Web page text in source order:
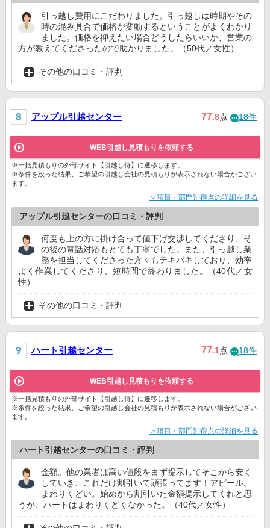
引っ越し費用にこだわりました。引っ越しは時期やその
時の混み具合で価格が変動するということがよくわかり
ました。価格を抑えたい場合どうしたらいいか、営業の
方が教えてくださったので助かりました。（50代／女性）
その他の口コミ・評判
アップル引越センター 77.8点 18件
WEB引越し見積もりを依頼する
※一括見積もりの外部サイト【引越し侍】に遷移します。
※条件を絞った結果、ご希望の引越し会社の見積もりが表示されない場合がござい
ます。
＞項目・部門別得点の詳細を見る
アップル引越センターの口コミ・評判
何度も上の方に掛け合って値下げ交渉してくださり、そ
の後の電話対応もとても丁寧でした。また、引っ越し業
務を担当してくださった方々もテキパキしており、効率
よく作業してくださり、短時間で終わりました。（40代／女
性）
その他の口コミ・評判
ハート引越センター 77.1点 18件
WEB引越し見積もりを依頼する
※一括見積もりの外部サイト【引越し侍】に遷移します。
※条件を絞った結果、ご希望の引越し会社の見積もりが表示されない場合がござい
ます。
＞項目・部門別得点の詳細を見る
ハート引越センターの口コミ・評判
金額。他の業者は高い値段をまず提示してそこから安く
していき、これだけ割引いて頑張ってます！アピール。
まわりくどい。始めから割引いた金額提示してくれと思
うが、ハートはまわりくどくなかった。（40代／女性）